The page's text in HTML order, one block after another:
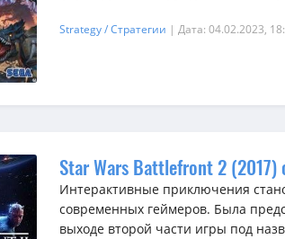
Strategy / Стратегии | Дата: 04.02.2023,
Star Wars Battlefront 2 (2017)
Интерактивные приключения
современных геймеров. Была
выходе второй части игры под